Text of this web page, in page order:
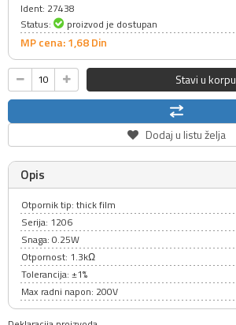
Ident: 27438
Status:
proizvod je dostupan
MP cena: 1,68Din
Stavi u korpu
Dodaj u listu želja
Opis
Otpornik tip: thick film
Serija: 1206
Snaga: 0.25W
Otpornost: 1.3kΩ
Tolerancija: ±1%
Max radni napon: 200V